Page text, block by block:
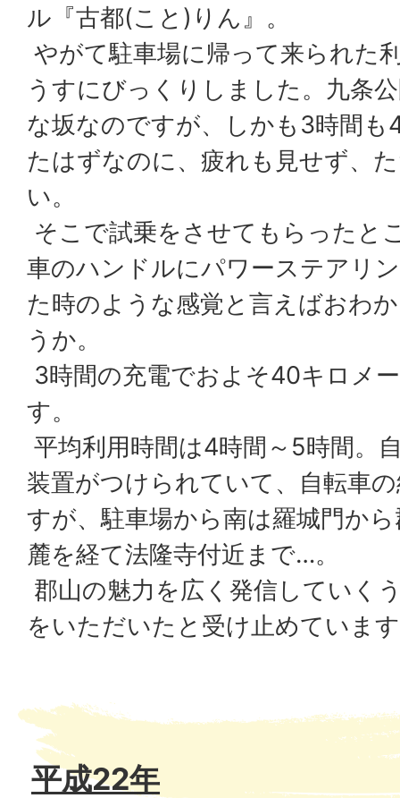
ル『古都(こと)りん』。
やがて駐車場に帰って来られた
うすにびっくりしました。九条
な坂なのですが、しかも3時間も
たはずなのに、疲れも見せず、
い。
そこで試乗をさせてもらったと
車のハンドルにパワーステアリ
た時のような感覚と言えばおわ
うか。
3時間の充電でおよそ40キロメ
す。
平均利用時間は4時間～5時間。
装置がつけられていて、自転車
すが、駐車場から南は羅城門か
麓を経て法隆寺付近まで…。
郡山の魅力を広く発信していく
をいただいたと受け止めていま
平成22年